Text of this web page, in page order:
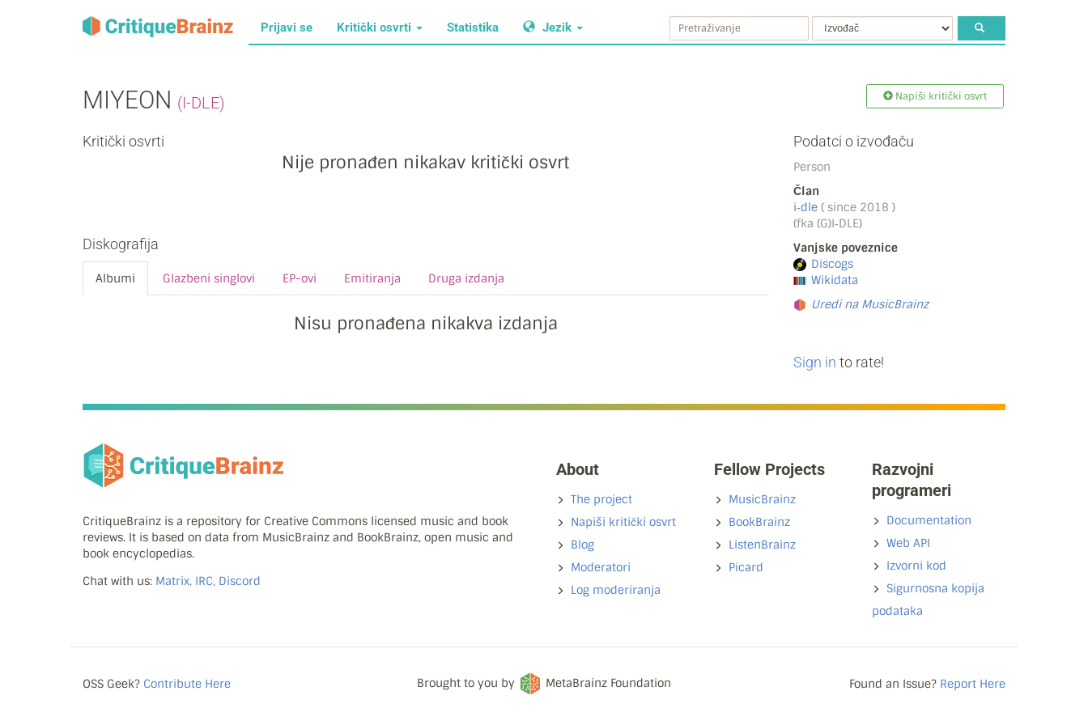
Prijavi se Kritički osvrti Statistika Jezik
MIYEON (I-DLE) Napiši kritički osvrt
Kritički osvrti
Nije pronađen nikakav kritički osvrt
Diskografija
Albumi Glazbeni singlovi EP-ovi Emitiranja Druga izdanja
Nisu pronađena nikakva izdanja
Podatci o izvođaču
Person
Član
i‐dle ( since 2018 )
(fka (G)I‐DLE)
Vanjske poveznice
Discogs
Wikidata
Uredi na MusicBrainz
Sign in to rate!
CritiqueBrainz is a repository for Creative Commons licensed music and book
reviews. It is based on data from MusicBrainz and BookBrainz, open music and
book encyclopedias.
Chat with us: Matrix, IRC, Discord
About
The project
Napiši kritički osvrt
Blog
Moderatori
Log moderiranja
Fellow Projects
MusicBrainz
BookBrainz
ListenBrainz
Picard
Razvojni
programeri
Documentation
Web API
Izvorni kod
Sigurnosna kopija
podataka
OSS Geek? Contribute Here Brought to you by MetaBrainz Foundation Found an Issue? Report Here